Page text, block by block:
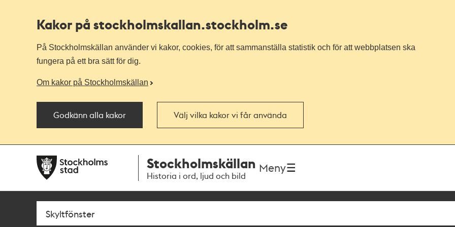
Kakor på stockholmskallan.stockholm.se
På Stockholmskällan använder vi kakor, cookies, för att sammanställa statistik och för att webbplatsen ska
fungera på ett bra sätt för dig.
Om kakor på Stockholmskällan
Godkänn alla kakor Välj vilka kakor vi får använda
navigationen
huvudinnehållet
Stockholmskällan
Historia i ord, ljud och bild
Meny
Sök